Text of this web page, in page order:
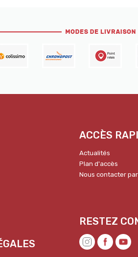
ACCÈS
Actualités
Plan d'accès
Nous contacter